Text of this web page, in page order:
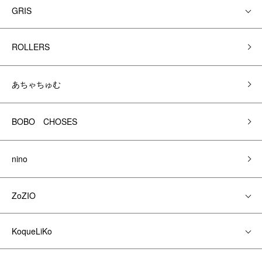
GRIS
ROLLERS
あちゃちゅむ
BOBO CHOSES
nino
ZoZIO
KoqueLiKo